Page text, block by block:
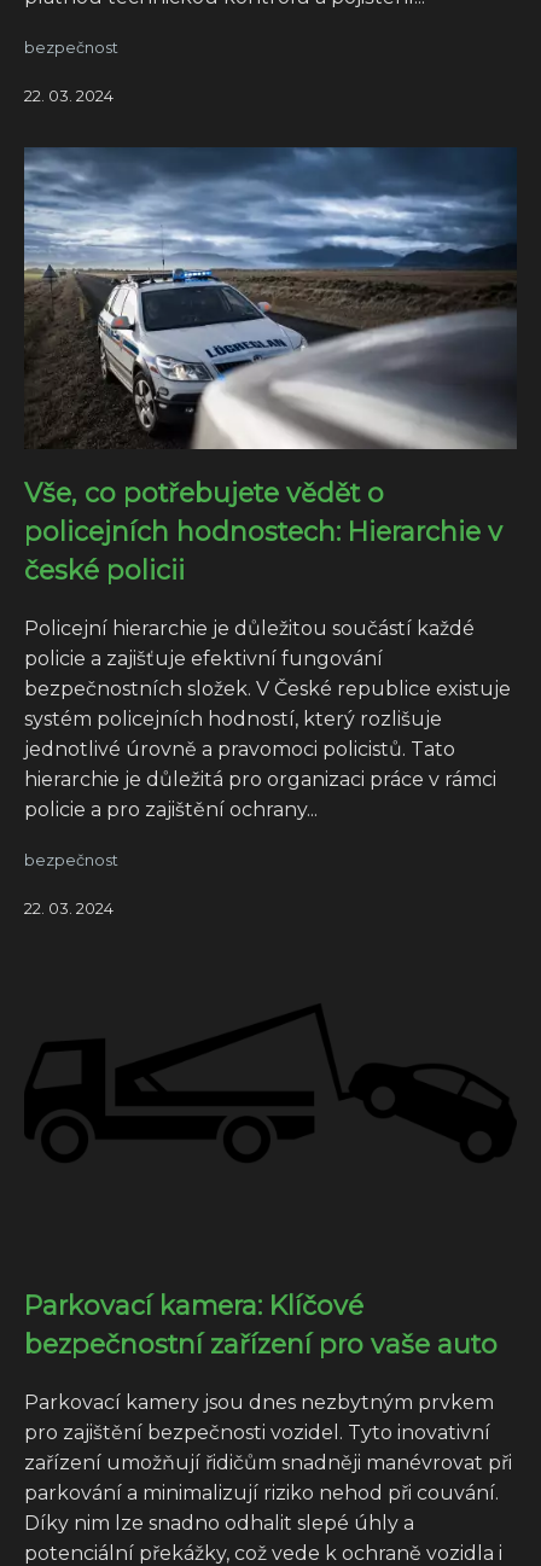
bezpečnost
22. 03. 2024
Vše, co potřebujete vědět o
policejních hodnostech: Hierarchie v
české policii
Policejní hierarchie je důležitou součástí každé
policie a zajišťuje efektivní fungování
bezpečnostních složek. V České republice existuje
systém policejních hodností, který rozlišuje
jednotlivé úrovně a pravomoci policistů. Tato
hierarchie je důležitá pro organizaci práce v rámci
policie a pro zajištění ochrany...
bezpečnost
22. 03. 2024
Parkovací kamera: Klíčové
bezpečnostní zařízení pro vaše auto
Parkovací kamery jsou dnes nezbytným prvkem
pro zajištění bezpečnosti vozidel. Tyto inovativní
zařízení umožňují řidičům snadněji manévrovat při
parkování a minimalizují riziko nehod při couvání.
Díky nim lze snadno odhalit slepé úhly a
potenciální překážky, což vede k ochraně vozidla i